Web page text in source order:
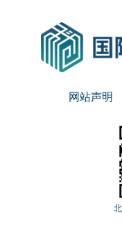
网站声明